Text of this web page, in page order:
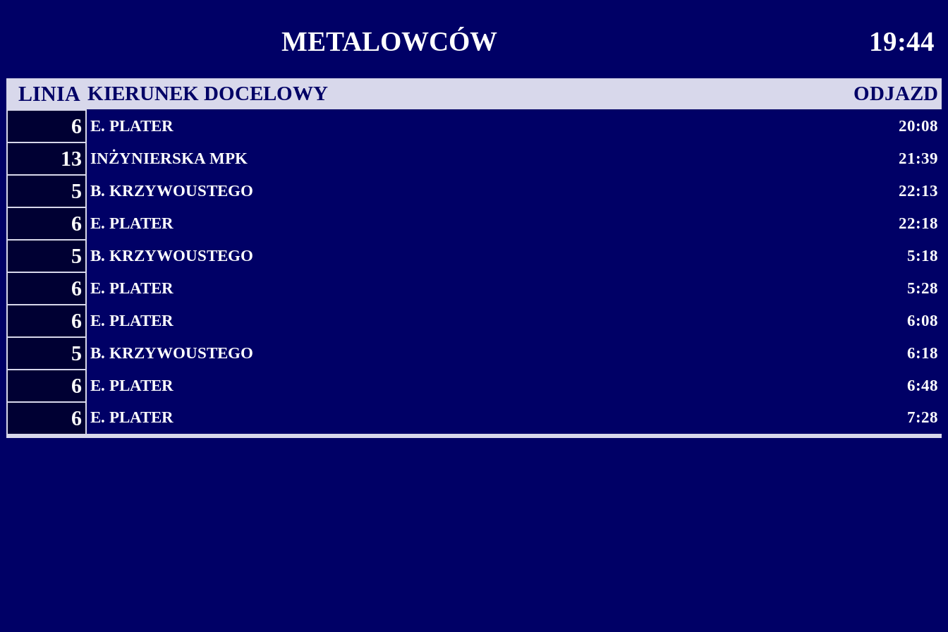
METALOWCÓW 19:44
LINIA KIERUNEK DOCELOWY ODJAZD
6 E. PLATER 20:08
13 INŻYNIERSKA MPK 21:39
5 B. KRZYWOUSTEGO 22:13
6 E. PLATER 22:18
5 B. KRZYWOUSTEGO 5:18
6 E. PLATER 5:28
6 E. PLATER 6:08
5 B. KRZYWOUSTEGO 6:18
6 E. PLATER 6:48
6 E. PLATER 7:28